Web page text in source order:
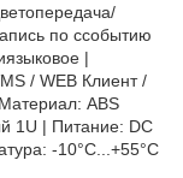
по cсобытию
|
/ WEB Клиент /
ABS
1U | Питание: DC
-10°C...+55°C